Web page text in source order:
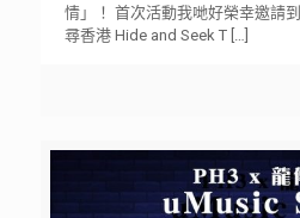
情」！ 首次活動我哋好榮幸邀請
尋香港 Hide and Seek T[…]